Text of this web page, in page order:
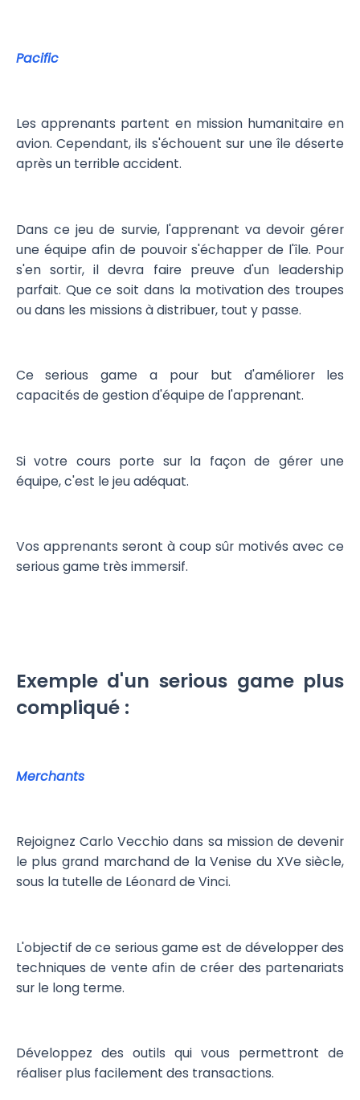
Pacific
Les apprenants partent en mission humanitaire en
avion. Cependant, ils s'échouent sur une île déserte
après un terrible accident.
Dans ce jeu de survie, l'apprenant va devoir gérer
une équipe afin de pouvoir s'échapper de l'île. Pour
s'en sortir, il devra faire preuve d'un leadership
parfait. Que ce soit dans la motivation des troupes
ou dans les missions à distribuer, tout y passe.
Ce serious game a pour but d'améliorer les
capacités de gestion d'équipe de l'apprenant.
Si votre cours porte sur la façon de gérer une
équipe, c'est le jeu adéquat.
Vos apprenants seront à coup sûr motivés avec ce
serious game très immersif.
Exemple d'un serious game plus
compliqué :
Merchants
Rejoignez Carlo Vecchio dans sa mission de devenir
le plus grand marchand de la Venise du XVe siècle,
sous la tutelle de Léonard de Vinci.
L'objectif de ce serious game est de développer des
techniques de vente afin de créer des partenariats
sur le long terme.
Développez des outils qui vous permettront de
réaliser plus facilement des transactions.